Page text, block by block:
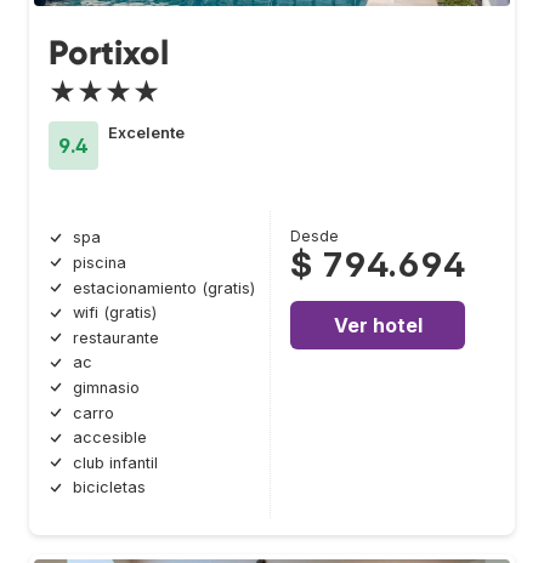
Portixol
★★★★
9.4
Excelente
spa
piscina
estacionamiento (gratis)
wifi (gratis)
restaurante
ac
gimnasio
carro
accesible
club infantil
bicicletas
Desde
$ 794.694
Ver hotel